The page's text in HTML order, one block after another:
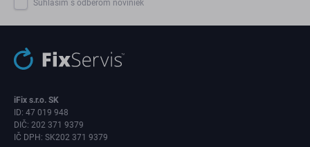
Súhlasím s odberom noviniek
iFix s.r.o. SK
ID: 47 019 948
DIČ: 202 371 9379
IČ DPH: SK202 371 9379